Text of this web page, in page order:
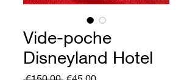
Vide-poche
Disneyland Hotel
RegularSale